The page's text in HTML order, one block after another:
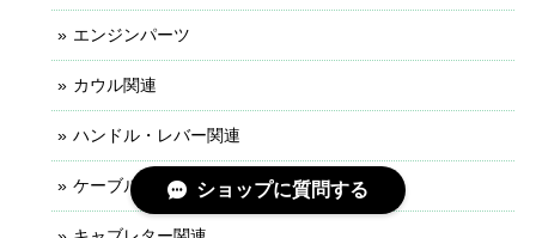
エンジンパーツ
カウル関連
ハンドル・レバー関連
ケーブル・ライン関連ショップに質問する